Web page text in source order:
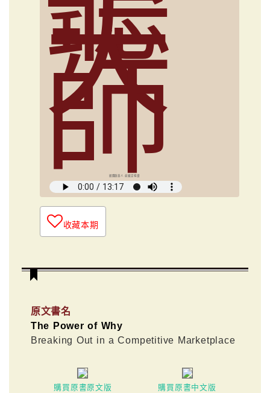
大
師
媒體創意人 俞國定導讀
收藏本期
原文書名
The Power of Why
Breaking Out in a Competitive Marketplace
購買原書原文版 購買原書中文版